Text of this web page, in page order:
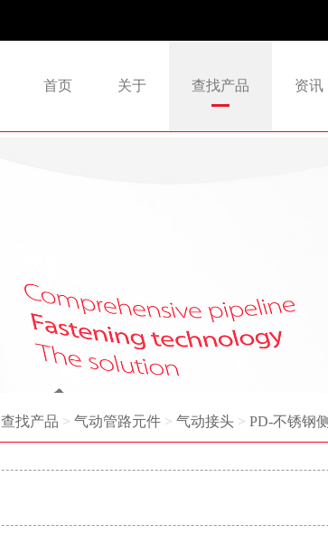
首页 关于 查找产品 资讯
查找产品 > 气动管路元件> 气动接头> PD-不锈钢